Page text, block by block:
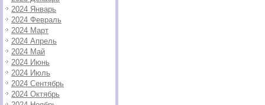
2024 Январь
2024 Февраль
2024 Март
2024 Апрель
2024 Май
2024 Июнь
2024 Июль
2024 Сентябрь
2024 Октябрь